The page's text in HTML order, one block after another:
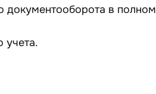
документооборота в
учета.